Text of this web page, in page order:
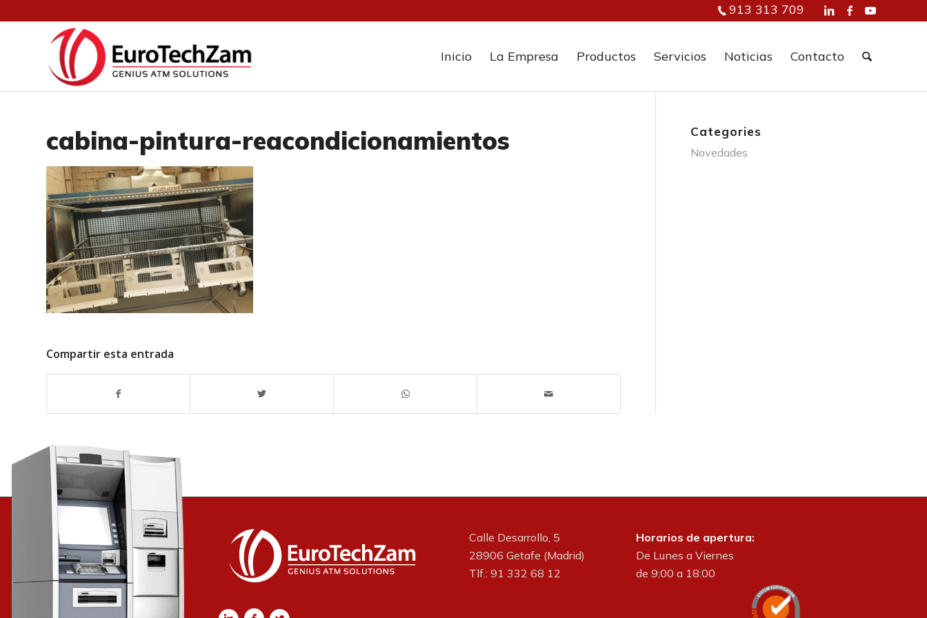
913 313 709
Inicio La Empresa Productos Servicios Noticias Contacto
cabina-pintura-reacondicionamientos
Compartir esta entrada
Categories
Novedades
Calle Desarrollo, 5
28906 Getafe (Madrid)
Tlf.: 91 332 68 12
Horarios de apertura:
De Lunes a Viernes
de 9:00 a 18:00